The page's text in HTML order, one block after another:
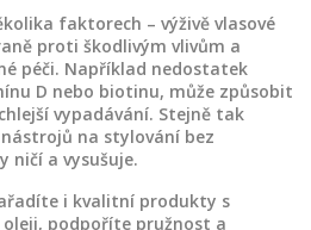
faktorech – výživě vlasové
proti škodlivým vlivům a
péči. Například nedostatek
D nebo biotinu, může způsobit
vypadávání. Stejně tak
na stylování bez
ničí a vysušuje.
i kvalitní produkty s
podpoříte pružnost a